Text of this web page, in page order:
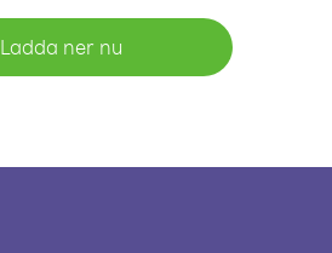
Ladda ner nu